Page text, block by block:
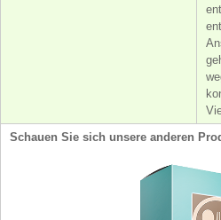
Schauen Sie sich unsere anderen